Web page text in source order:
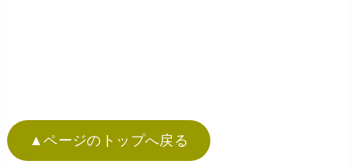
▲ページのトップへ戻る